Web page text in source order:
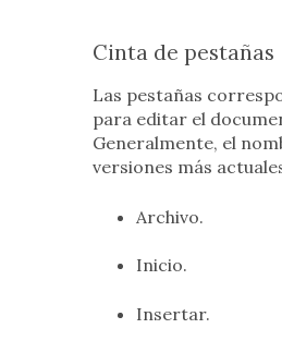
Cinta de pestañas
Las pestañas
para editar el
Generalmente, el
versiones más
Archivo.
Inicio.
Insertar.